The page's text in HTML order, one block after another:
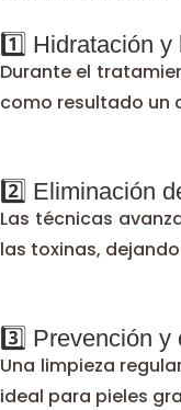
1️⃣ Hidratación
Durante el
como resultado un
2️⃣ Eliminación
Las técnicas
las toxinas,
3️⃣ Prevención
Una limpieza
ideal para pieles